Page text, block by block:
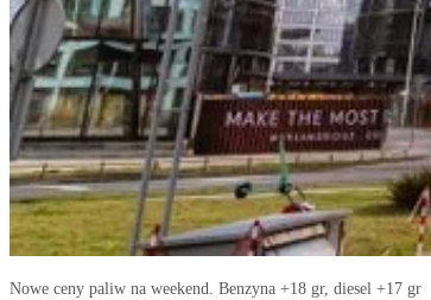
Nowe ceny paliw na weekend. Benzyna +18 gr, diesel +17 gr